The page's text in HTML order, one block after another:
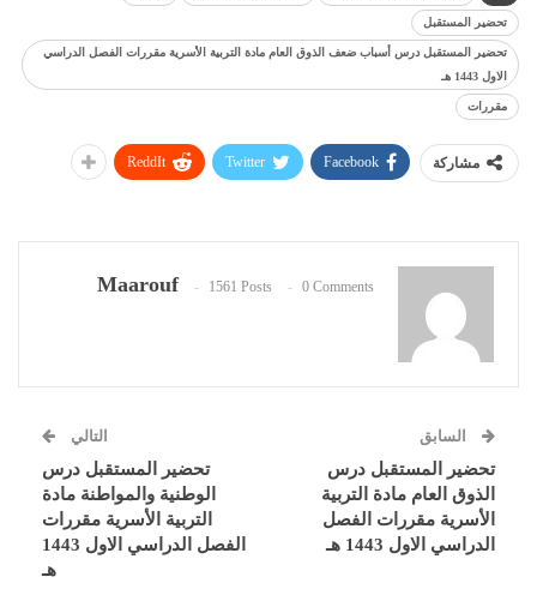
تحضير المستقبل
تحضير المستقبل درس أسباب ضعف الذوق العام مادة التربية الأسرية مقررات الفصل الدراسي
الاول 1443 هـ
مقررات
مشاركة Facebook
Twitter
ReddIt
Maarouf 1561 Posts 0 Comments
السابق
تحضير المستقبل درس
الذوق العام مادة التربية
الأسرية مقررات الفصل
الدراسي الاول 1443 هـ
التالي
تحضير المستقبل درس
الوطنية والمواطنة مادة
التربية الأسرية مقررات
الفصل الدراسي الاول 1443
هـ